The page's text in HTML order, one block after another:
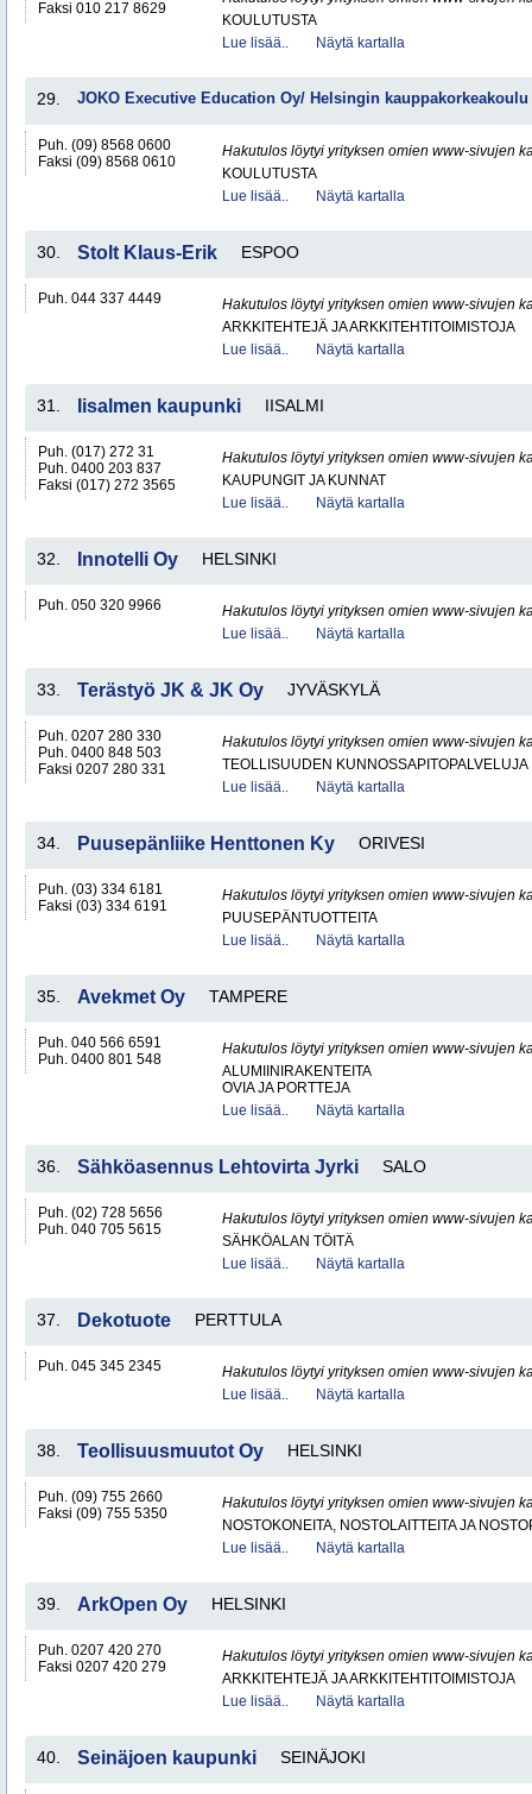
Faksi 010 217 8629
KOULUTUSTA
Lue lisää..
Näytä kartalla
29. JOKO Executive Education Oy/ Helsingin kauppakorkeakoulu
Puh. (09) 8568 0600
Faksi (09) 8568 0610
Hakutulos löytyi yrityksen omien www-sivujen
KOULUTUSTA
Lue lisää..
Näytä kartalla
30. Stolt Klaus-Erik ESPOO
Puh. 044 337 4449
Hakutulos löytyi yrityksen omien www-sivujen
ARKKITEHTEJÄ JA ARKKITEHTITOIMISTOJA
Lue lisää..
Näytä kartalla
31. Iisalmen kaupunki IISALMI
Puh. (017) 272 31
Puh. 0400 203 837
Faksi (017) 272 3565
Hakutulos löytyi yrityksen omien www-sivujen
KAUPUNGIT JA KUNNAT
Lue lisää..
Näytä kartalla
32. Innotelli Oy HELSINKI
Puh. 050 320 9966
Hakutulos löytyi yrityksen omien www-sivujen
Lue lisää..
Näytä kartalla
33. Terästyö JK & JK Oy JYVÄSKYLÄ
Puh. 0207 280 330
Puh. 0400 848 503
Faksi 0207 280 331
Hakutulos löytyi yrityksen omien www-sivujen
TEOLLISUUDEN KUNNOSSAPITOPALVELUJA
Lue lisää..
Näytä kartalla
34. Puusepänliike Henttonen Ky ORIVESI
Puh. (03) 334 6181
Faksi (03) 334 6191
Hakutulos löytyi yrityksen omien www-sivujen
PUUSEPÄNTUOTTEITA
Lue lisää..
Näytä kartalla
35. Avekmet Oy TAMPERE
Puh. 040 566 6591
Puh. 0400 801 548
Hakutulos löytyi yrityksen omien www-sivujen
ALUMIINIRAKENTEITA
OVIA JA PORTTEJA
Lue lisää..
Näytä kartalla
36. Sähköasennus Lehtovirta Jyrki SALO
Puh. (02) 728 5656
Puh. 040 705 5615
Hakutulos löytyi yrityksen omien www-sivujen
SÄHKÖALAN TÖITÄ
Lue lisää..
Näytä kartalla
37. Dekotuote PERTTULA
Puh. 045 345 2345
Hakutulos löytyi yrityksen omien www-sivujen
Lue lisää..
Näytä kartalla
38. Teollisuusmuutot Oy HELSINKI
Puh. (09) 755 2660
Faksi (09) 755 5350
Hakutulos löytyi yrityksen omien www-sivujen
NOSTOKONEITA, NOSTOLAITTEITA JA
Lue lisää..
Näytä kartalla
39. ArkOpen Oy HELSINKI
Puh. 0207 420 270
Faksi 0207 420 279
Hakutulos löytyi yrityksen omien www-sivujen
ARKKITEHTEJÄ JA ARKKITEHTITOIMISTOJA
Lue lisää..
Näytä kartalla
40. Seinäjoen kaupunki SEINÄJOKI